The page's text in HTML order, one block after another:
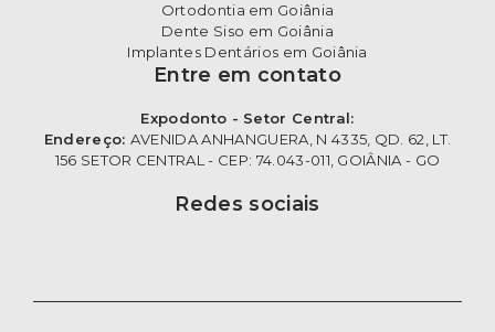
Ortodontia em Goiânia
Dente Siso em Goiânia
Implantes Dentários em Goiânia
Entre em contato
Expodonto - Setor Central:
Endereço: AVENIDA ANHANGUERA, N 4335, QD. 62, LT.
156 SETOR CENTRAL - CEP: 74.043-011, GOIÂNIA - GO
Redes sociais